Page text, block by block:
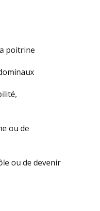
poitrine
ou de
ou de devenir